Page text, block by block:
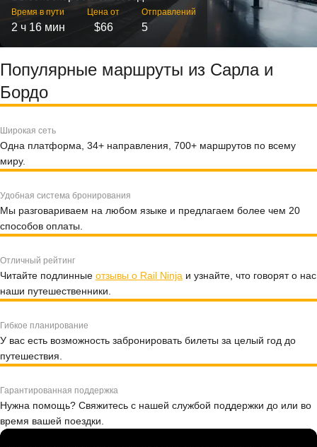
Время в пути
2 ч 16 мин
Цена от
$66
Отправлений
5
Популярные маршруты из Сарла и
Бордо
Широкая сеть
Одна платформа, 34+ направления, 700+ маршрутов по всему
миру.
Удобная система бронирования
Мы разговариваем на любом языке и предлагаем более чем 20
способов оплаты.
Отличный рейтинг
Читайте подлинные отзывы о Rail Ninja и узнайте, что говорят о нас
наши путешественники.
Гибкое планирование
У вас есть возможность забронировать билеты за целый год до
путешествия.
Гарантированная поддержка
Нужна помощь? Свяжитесь с нашей службой поддержки до или во
время вашей поездки.